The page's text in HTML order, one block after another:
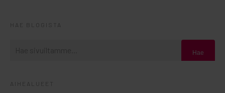
HAE BLOGISTA
Hae
AIHEALUEET